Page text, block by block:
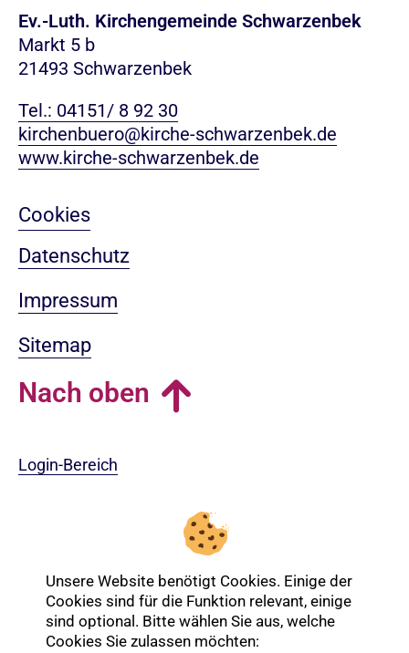
Ev.-Luth. Kirchengemeinde Schwarzenbek
Markt 5 b
21493 Schwarzenbek
Tel.: 04151/ 8 92 30
kirchenbuero@kirche-schwarzenbek.de
www.kirche-schwarzenbek.de
Cookies
Datenschutz
Impressum
Sitemap
Nach oben
Login-Bereich
Unsere Website benötigt Cookies. Einige der
Cookies sind für die Funktion relevant, einige
sind optional. Bitte wählen Sie aus, welche
Cookies Sie zulassen möchten: